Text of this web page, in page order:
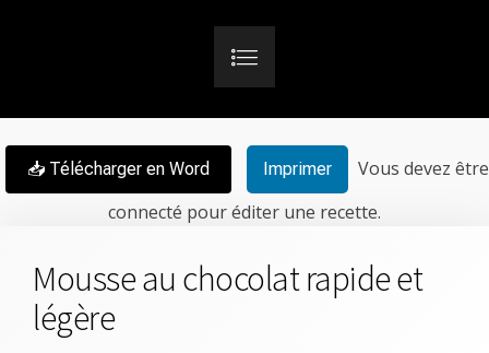
📥 Télécharger en Word Imprimer
Vous devez être
connecté pour éditer une recette.
Mousse au chocolat rapide et
légère